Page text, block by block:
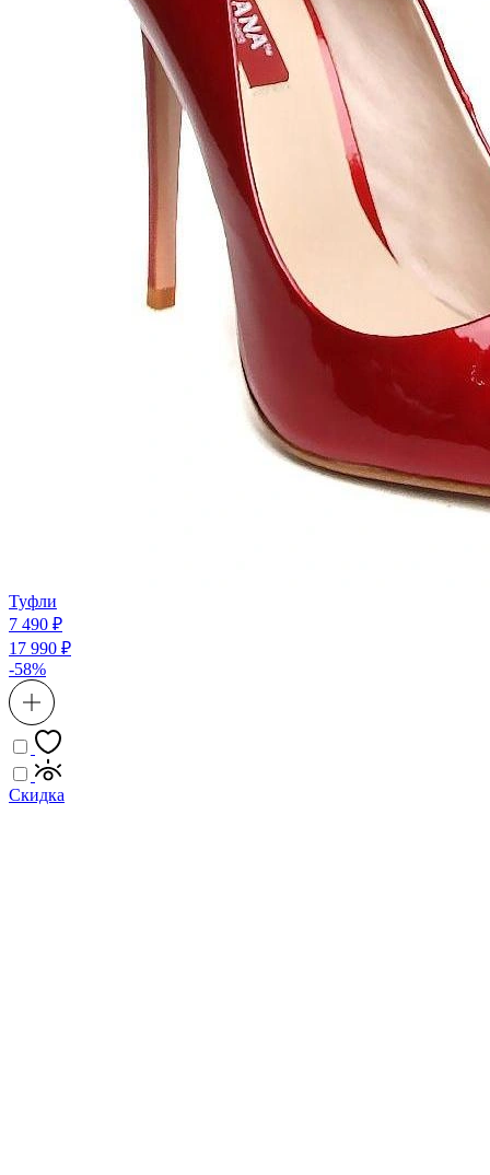
Туфли
7 490 ₽
17 990 ₽
-58%
Скидка